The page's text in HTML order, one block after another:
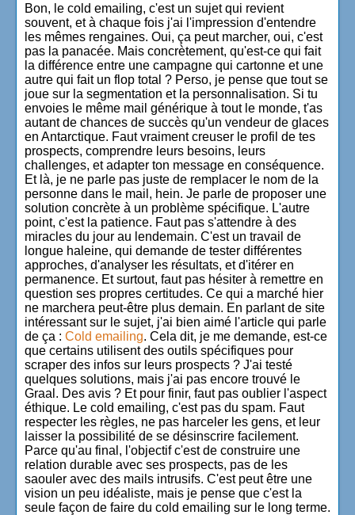
Bon, le cold emailing, c'est un sujet qui revient
souvent, et à chaque fois j'ai l'impression d'entendre
les mêmes rengaines. Oui, ça peut marcher, oui, c'est
pas la panacée. Mais concrètement, qu'est-ce qui fait
la différence entre une campagne qui cartonne et une
autre qui fait un flop total ? Perso, je pense que tout se
joue sur la segmentation et la personnalisation. Si tu
envoies le même mail générique à tout le monde, t'as
autant de chances de succès qu'un vendeur de glaces
en Antarctique. Faut vraiment creuser le profil de tes
prospects, comprendre leurs besoins, leurs
challenges, et adapter ton message en conséquence.
Et là, je ne parle pas juste de remplacer le nom de la
personne dans le mail, hein. Je parle de proposer une
solution concrète à un problème spécifique. L'autre
point, c'est la patience. Faut pas s'attendre à des
miracles du jour au lendemain. C'est un travail de
longue haleine, qui demande de tester différentes
approches, d'analyser les résultats, et d'itérer en
permanence. Et surtout, faut pas hésiter à remettre en
question ses propres certitudes. Ce qui a marché hier
ne marchera peut-être plus demain. En parlant de site
intéressant sur le sujet, j'ai bien aimé l'article qui parle
de ça : Cold emailing. Cela dit, je me demande, est-ce
que certains utilisent des outils spécifiques pour
scraper des infos sur leurs prospects ? J'ai testé
quelques solutions, mais j'ai pas encore trouvé le
Graal. Des avis ? Et pour finir, faut pas oublier l'aspect
éthique. Le cold emailing, c'est pas du spam. Faut
respecter les règles, ne pas harceler les gens, et leur
laisser la possibilité de se désinscrire facilement.
Parce qu'au final, l'objectif c'est de construire une
relation durable avec ses prospects, pas de les
saouler avec des mails intrusifs. C'est peut être une
vision un peu idéaliste, mais je pense que c'est la
seule façon de faire du cold emailing sur le long terme.